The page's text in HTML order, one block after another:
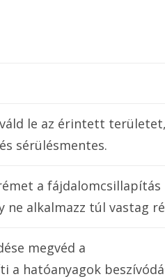
le az érintett
sérülésmentes.
a fájdalomcsillapítás
ne alkalmazz túl vastag
megvéd a
a hatóanyagok